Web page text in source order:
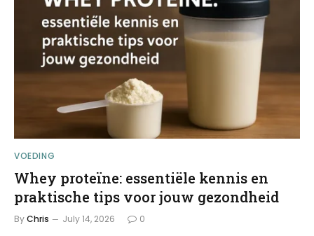
VOEDING
Whey proteïne: essentiële kennis en
praktische tips voor jouw gezondheid
ByChris July 14, 2026 0